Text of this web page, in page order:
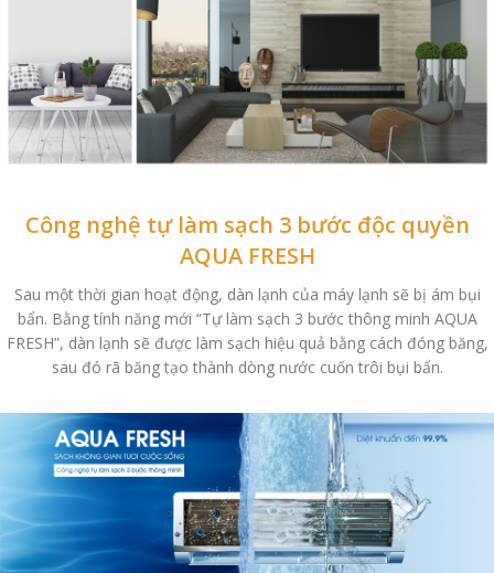
Công nghệ tự làm sạch 3 bước độc quyền
AQUA FRESH
Sau một thời gian hoạt động, dàn lạnh của máy lạnh sẽ bị ám bụi
bẩn. Bằng tính năng mới “Tự làm sạch 3 bước thông minh AQUA
FRESH”, dàn lạnh sẽ được làm sạch hiệu quả bằng cách đóng băng,
sau đó rã băng tạo thành dòng nước cuốn trôi bụi bẩn.